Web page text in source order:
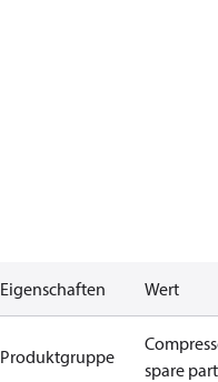
Eigenschaften Wert
Produktgruppe
spare